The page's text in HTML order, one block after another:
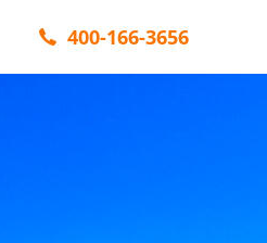
400-166-3656